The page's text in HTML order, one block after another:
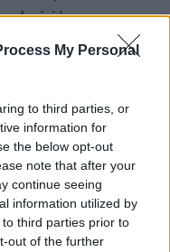
My Personal
to third parties, or
information for
the below opt-out
note that after your
continue seeing
information utilized by
third parties prior to
out of the further
decisión y
agobiar al bebé.
día será más
empezar,los
y, si pueden, que
para
que harán
más fácil.